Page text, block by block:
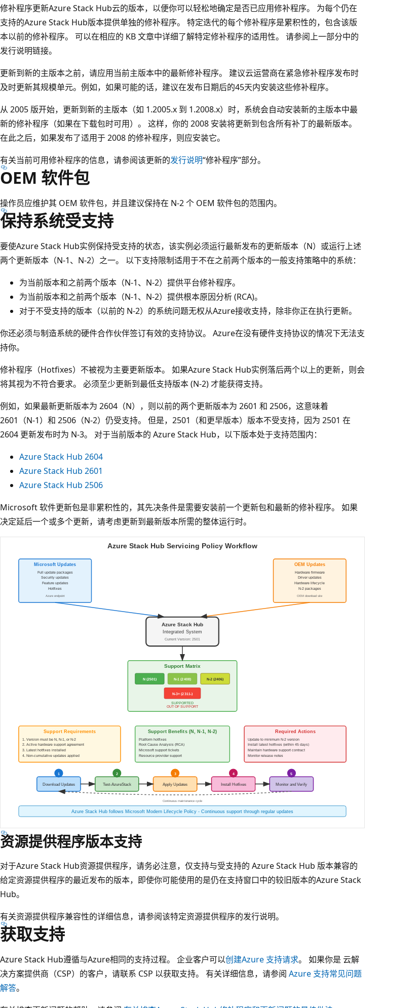
修补程序更新Azure Stack Hub云的版本，以便你可以轻松地确定是否已应用修补程序。 为每个仍在
支持的Azure Stack Hub版本提供单独的修补程序。 特定迭代的每个修补程序是累积性的，包含该版
本以前的修补程序。 可以在相应的 KB 文章中详细了解特定修补程序的适用性。 请参阅上一部分中的
发行说明链接。
更新到新的主版本之前，请应用当前主版本中的最新修补程序。 建议云运营商在紧急修补程序发布时
及时更新其规模单元。例如，如果可能的话，建议在发布日期后的45天内安装这些修补程序。
从 2005 版开始，更新到新的主版本（如 1.2005.x 到 1.2008.x）时，系统会自动安装新的主版本中最
新的修补程序（如果在下载包时可用）。 这样，你的 2008 安装将更新到包含所有补丁的最新版本。
在此之后，如果发布了适用于 2008 的修补程序，则应安装它。
有关当前可用修补程序的信息，请参阅该更新的发行说明“修补程序”部分。
OEM 软件包
操作员应维护其 OEM 软件包，并且建议保持在 N-2 个 OEM 软件包的范围内。
保持系统受支持
要使Azure Stack Hub实例保持受支持的状态，该实例必须运行最新发布的更新版本（N）或运行上述
两个更新版本（N-1、N-2）之一。 以下支持限制适用于不在之前两个版本的一般支持策略中的系统：
为当前版本和之前两个版本（N-1、N-2）提供平台修补程序。
为当前版本和之前两个版本（N-1、N-2）提供根本原因分析 (RCA)。
对于不受支持的版本（以前的 N-2）的系统问题无权从Azure接收支持，除非你正在执行更新。
你还必须与制造系统的硬件合作伙伴签订有效的支持协议。 Azure在没有硬件支持协议的情况下无法支
持你。
修补程序（Hotfixes）不被视为主要更新版本。 如果Azure Stack Hub实例落后两个以上的更新，则会
将其视为不符合要求。 必须至少更新到最低支持版本 (N-2) 才能获得支持。
例如，如果最新更新版本为 2604（N），则以前的两个更新版本为 2601 和 2506，这意味着
2601（N-1）和 2506（N-2）仍受支持。 但是，2501（和更早版本）版本不受支持，因为 2501 在
2604 更新发布时为 N-3。 对于当前版本的 Azure Stack Hub，以下版本处于支持范围内：
Azure Stack Hub 2604
Azure Stack Hub 2601
Azure Stack Hub 2506
Microsoft 软件更新包是非累积性的，其先决条件是需要安装前一个更新包和最新的修补程序。 如果
决定延后一个或多个更新，请考虑更新到最新版本所需的整体运行时。
资源提供程序版本支持
对于Azure Stack Hub资源提供程序，请务必注意，仅支持与受支持的 Azure Stack Hub 版本兼容的
给定资源提供程序的最近发布的版本，即使你可能使用的是仍在支持窗口中的较旧版本的Azure Stack
Hub。
有关资源提供程序兼容性的详细信息，请参阅该特定资源提供程序的发行说明。
获取支持
Azure Stack Hub遵循与Azure相同的支持过程。 企业客户可以创建Azure 支持请求。 如果你是 云解
决方案提供商（CSP）的客户，请联系 CSP 以获取支持。 有关详细信息，请参阅 Azure 支持常见问题
解答。